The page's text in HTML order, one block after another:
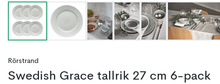
Rörstrand
Swedish Grace tallrik 27 cm 6-pack